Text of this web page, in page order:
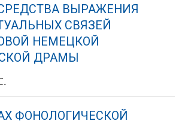
ВЫРАЖЕНИЯ
СВЯЗЕЙ
НЕМЕЦКОЙ
ДРАМЫ
ФОНОЛОГИЧЕСКОЙ